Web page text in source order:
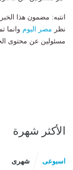
انتبه: مضمون هذا
نظر مصر اليوم وانما
مسئولين عن محتوى
الأكثر شهرة
اسبوعى شهرى